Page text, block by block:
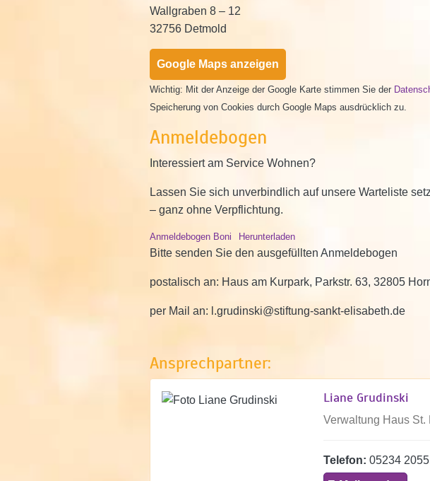
Wallgraben 8 – 12
32756 Detmold
Google Maps anzeigen
Wichtig: Mit der Anzeige der Google Karte stimmen Sie der
Speicherung von Cookies durch Google Maps ausdrücklich zu.
Anmeldebogen
Interessiert am Service Wohnen?
Lassen Sie sich unverbindlich auf unsere Warteliste
– ganz ohne Verpflichtung.
Anmeldebogen Boni Herunterladen
Bitte senden Sie den ausgefüllten Anmeldebogen
postalisch an: Haus am Kurpark, Parkstr. 63, 32805
per Mail an: l.grudinski@stiftung-sankt-elisabeth.de
Ansprechpartner:
Liane Grudinski
Verwaltung Haus
Telefon: 05234